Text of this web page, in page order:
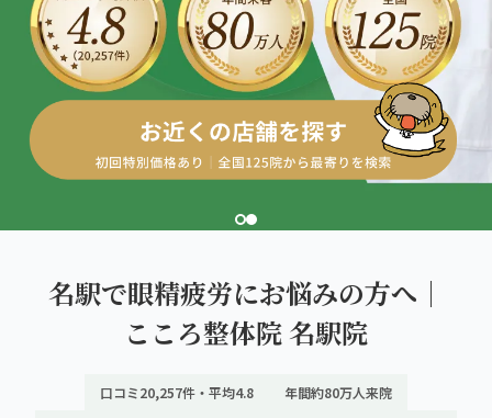
骨盤の傾き・歪み
坐骨神経痛
ぎっくり腰
寝違え
姿勢矯正
関東
池袋エリア（3院）
新宿エリア（3院）
高田馬場エリア（2院）
立川エリア（2院）
広島エリア（4院）
研究・論文
医師・専門家からの推薦
メディア・実績
お知らせ
OUR CONCEPT
とらわれないカラダを。
名駅で眼精疲労にお悩みの方へ｜
こころ整体院 名駅院
口コミ20,257件・平均4.8
年間約80万人来院